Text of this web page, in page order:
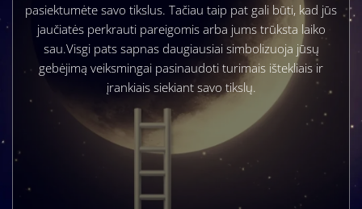
pasiektumėte savo tikslus. Tačiau taip pat gali būti, kad jūs
jaučiatės perkrauti pareigomis arba jums trūksta laiko
sau.Visgi pats sapnas daugiausiai simbolizuoja jūsų
gebėjimą veiksmingai pasinaudoti turimais ištekliais ir
įrankiais siekiant savo tikslų.